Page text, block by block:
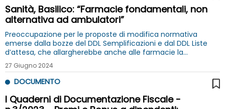
Sanità, Basilico: “Farmacie fondamentali, non
alternativa ad ambulatori”
Preoccupazione per le proposte di modifica normativa
emerse dalla bozze del DDL Semplificazioni e dal DDL Liste
d’attesa, che allargherebbe anche alle farmacie la
l’erogazione di servizi sanitari, in particolare di esami
complessi di laboratorio
27 Giugno 2024
DOCUMENTO
I Quaderni di Documentazione Fiscale -